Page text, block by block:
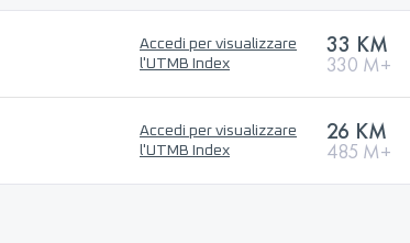
Accedi per visualizzare
l'UTMB Index
33 KM
330 M+
Accedi per visualizzare
l'UTMB Index
26 KM
485 M+